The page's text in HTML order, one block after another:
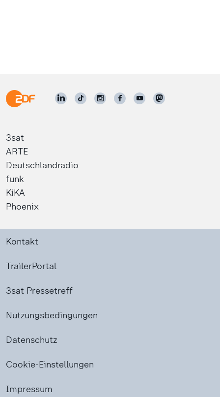
3sat
ARTE
Deutschlandradio
funk
KiKA
Phoenix
Kontakt
TrailerPortal
3sat Pressetreff
Nutzungsbedingungen
Datenschutz
Cookie-Einstellungen
Impressum